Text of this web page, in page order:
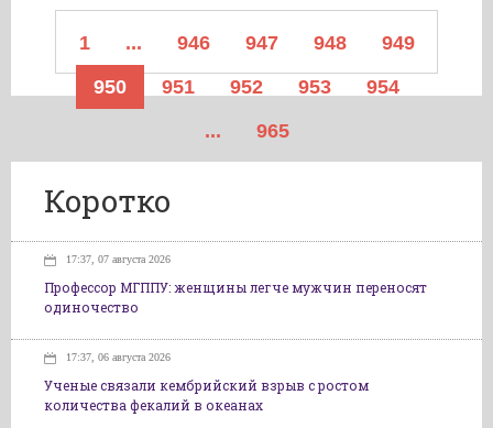
1 ... 946 947 948
949
950
951 952 953
954
...
965
Коротко
17:37, 07 августа 2026
Профессор МГППУ: женщины легче мужчин переносят
одиночество
17:37, 06 августа 2026
Ученые связали кембрийский взрыв с ростом
количества фекалий в океанах